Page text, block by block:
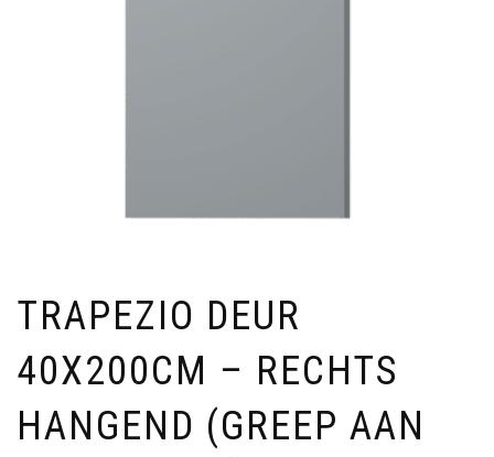
TRAPEZIO DEUR
40X200CM – RECHTS
HANGEND (GREEP AAN